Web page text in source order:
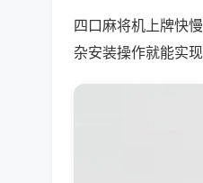
四口麻将机上牌快
杂安装操作就能实